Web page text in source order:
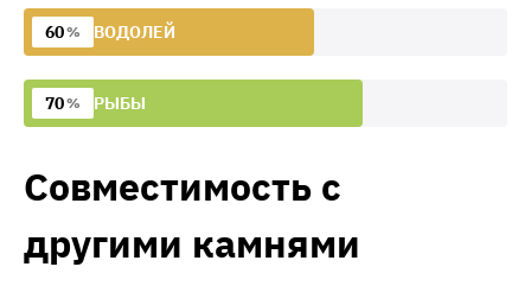
60% ВОДОЛЕЙ
70% РЫБЫ
Совместимость с
другими камнями